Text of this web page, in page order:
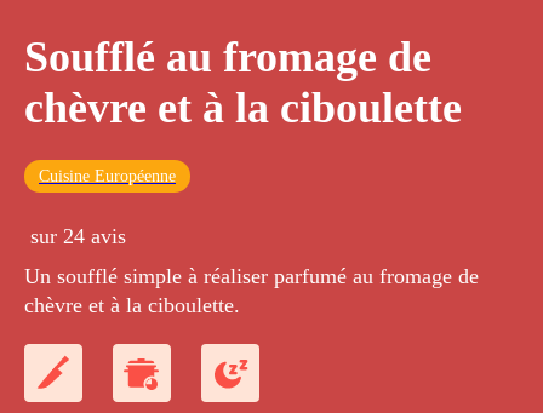
Soufflé au fromage de
chèvre et à la ciboulette
Cuisine Européenne
sur 24 avis
Un soufflé simple à réaliser parfumé au fromage de
chèvre et à la ciboulette.